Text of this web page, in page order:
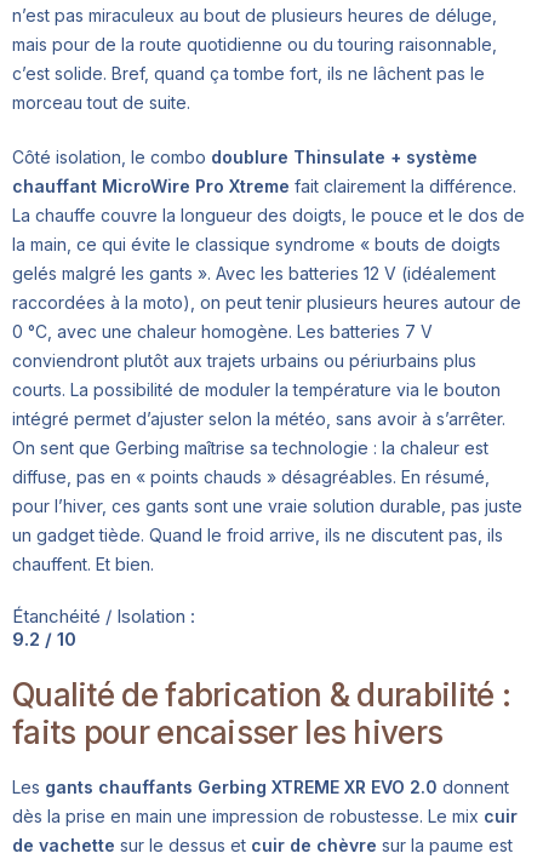
n’est pas miraculeux au bout de plusieurs heures de déluge,
mais pour de la route quotidienne ou du touring raisonnable,
c’est solide. Bref, quand ça tombe fort, ils ne lâchent pas le
morceau tout de suite.
Côté isolation, le combo doublure Thinsulate + système
chauffant MicroWire Pro Xtreme fait clairement la différence.
La chauffe couvre la longueur des doigts, le pouce et le dos de
la main, ce qui évite le classique syndrome « bouts de doigts
gelés malgré les gants ». Avec les batteries 12 V (idéalement
raccordées à la moto), on peut tenir plusieurs heures autour de
0 °C, avec une chaleur homogène. Les batteries 7 V
conviendront plutôt aux trajets urbains ou périurbains plus
courts. La possibilité de moduler la température via le bouton
intégré permet d’ajuster selon la météo, sans avoir à s’arrêter.
On sent que Gerbing maîtrise sa technologie : la chaleur est
diffuse, pas en « points chauds » désagréables. En résumé,
pour l’hiver, ces gants sont une vraie solution durable, pas juste
un gadget tiède. Quand le froid arrive, ils ne discutent pas, ils
chauffent. Et bien.
Étanchéité / Isolation :
9.2 / 10
Qualité de fabrication & durabilité :
faits pour encaisser les hivers
Les gants chauffants Gerbing XTREME XR EVO 2.0 donnent
dès la prise en main une impression de robustesse. Le mix cuir
de vachette sur le dessus et cuir de chèvre sur la paume est